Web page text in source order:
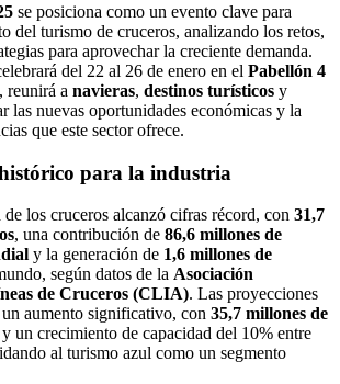
se posiciona como un evento clave para
del turismo de cruceros, analizando los retos,
para aprovechar la creciente demanda.
del 22 al 26 de enero en el Pabellón 4
, reunirá a navieras, destinos turísticos y
las nuevas oportunidades económicas y la
que este sector ofrece.
para la industria
los cruceros alcanzó cifras récord, con 31,7
, una contribución de 86,6 millones de
y la generación de 1,6 millones de
según datos de la Asociación
de Cruceros (CLIA). Las proyecciones
aumento significativo, con 35,7 millones de
y un crecimiento de capacidad del 10% entre
al turismo azul como un segmento